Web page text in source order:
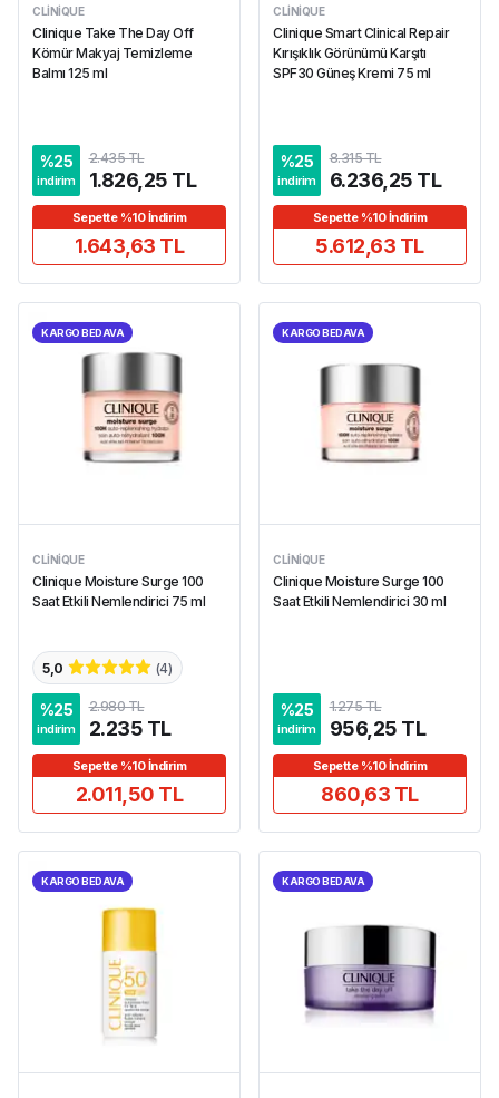
CLINIQUE
Clinique Take The Day Off
Kömür Makyaj Temizleme
Balmı 125 ml
%25
indirim
2.435 TL
1.826,25 TL
Sepette %10 İndirim
1.643,63 TL
CLINIQUE
Clinique Smart Clinical Repair
Kırışıklık Görünümü Karşıtı
SPF30 Güneş Kremi 75 ml
%25
indirim
8.315 TL
6.236,25 TL
Sepette %10 İndirim
5.612,63 TL
KARGO BEDAVA
CLINIQUE
Clinique Moisture Surge 100
Saat Etkili Nemlendirici 75 ml
5,0 (4)
%25
indirim
2.980 TL
2.235 TL
Sepette %10 İndirim
2.011,50 TL
KARGO BEDAVA
CLINIQUE
Clinique Moisture Surge 100
Saat Etkili Nemlendirici 30 ml
%25
indirim
1.275 TL
956,25 TL
Sepette %10 İndirim
860,63 TL
KARGO BEDAVA KARGO BEDAVA